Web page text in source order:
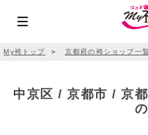
My袴トップ ＞ 京都府の袴ショップ一覧
中京区 / 京都市 / 京